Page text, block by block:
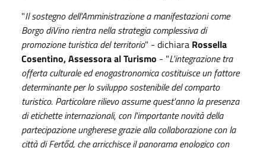
"Il sostegno dell'Amministrazione a manifestazioni come
Borgo diVino rientra nella strategia complessiva di
promozione turistica del territorio" - dichiara Rossella
Cosentino, Assessora al Turismo - "L'integrazione tra
offerta culturale ed enogastronomica costituisce un fattore
determinante per lo sviluppo sostenibile del comparto
turistico. Particolare rilievo assume quest'anno la presenza
di etichette internazionali, con l'importante novità della
partecipazione ungherese grazie alla collaborazione con la
città di Fertőd, che arricchisce il panorama enologico con